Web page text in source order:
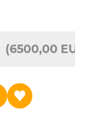
(6500,00